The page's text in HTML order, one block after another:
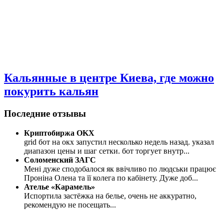
Кальянные в центре Киева, где можно
покурить кальян
Последние отзывы
Криптобиржа OKX
grid бот на окх запустил несколько недель назад. указал
диапазон цены и шаг сетки. бот торгует внутр...
Соломенский ЗАГС
Мені дуже сподобалося як ввічливо по людськи працює
Проніна Олена та її колега по кабінету. Дуже доб...
Ателье «Карамель»
Испортила застёжка на белье, очень не аккуратно,
рекомендую не посещать...